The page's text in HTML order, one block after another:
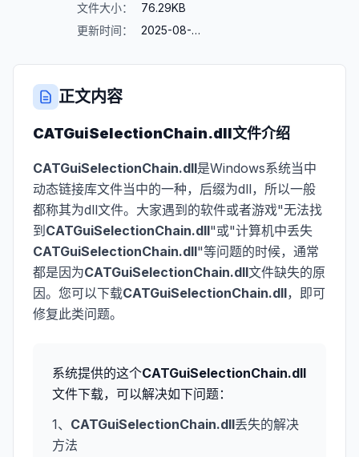
文件大小：
76.29KB
更新时间：
2025-08-23
正文内容
CATGuiSelectionChain.dll文件介绍
CATGuiSelectionChain.dll是Windows系统当中
动态链接库文件当中的一种，后缀为dll，所以一般
都称其为dll文件。大家遇到的软件或者游戏"无法找
到 CATGuiSelectionChain.dll"或"计算机中丢失
CATGuiSelectionChain.dll"等问题的时候，通常
都是因为CATGuiSelectionChain.dll文件缺失的原
因。您可以下载CATGuiSelectionChain.dll，即可
修复此类问题。
系统提供的这个CATGuiSelectionChain.dll
文件下载，可以解决如下问题：
1、 CATGuiSelectionChain.dll丢失的解决
方法